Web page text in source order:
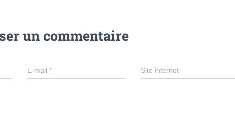
un commentaire
E-mail* Site internet